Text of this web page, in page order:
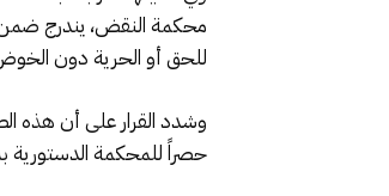
محكمة النقض، يندرج ضمن
للحق أو الحرية دون
وشدد القرار على أن هذه
حصراً للمحكمة الدستورية بموجب